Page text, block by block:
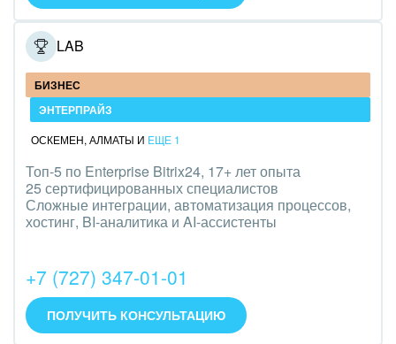
Консалтинговые и управленческие услуги
Культурные события, спорт, шоу-бизнес
Логистика
Мебель, лес, деревообработка
Медицина и фармацевтика
Металлургия
Нефть, газ
Оборудование, техника
ONELAB
БИЗНЕС
ЭНТЕРПРАЙЗ
ОСКЕМЕН, АЛМАТЫ И ЕЩЕ 1
Топ-5 по Enterprise Bitrix24, 17+ лет опыта
25 сертифицированных специалистов
Сложные интеграции, автоматизация процессов,
хостинг, BI-аналитика и AI-ассистенты
+7 (727) 347-01-01
ПОЛУЧИТЬ КОНСУЛЬТАЦИЮ